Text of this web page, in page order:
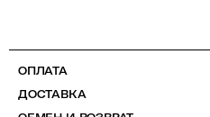
ОПЛАТА
ДОСТАВКА